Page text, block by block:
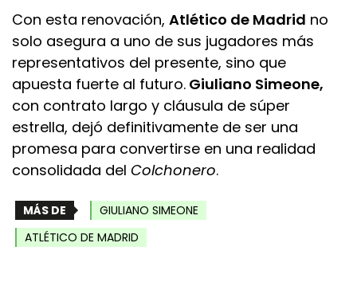
Con esta renovación, Atlético de Madrid no
solo asegura a uno de sus jugadores más
representativos del presente, sino que
apuesta fuerte al futuro. Giuliano Simeone,
con contrato largo y cláusula de súper
estrella, dejó definitivamente de ser una
promesa para convertirse en una realidad
consolidada del Colchonero.
MÁS DE
GIULIANO SIMEONE
ATLÉTICO DE MADRID